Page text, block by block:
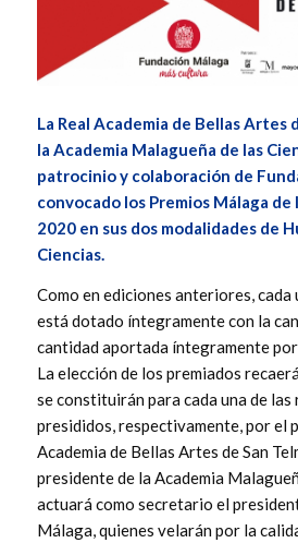
La Real Academia de Bellas Artes
la Academia Malagueña de las
patrocinio y colaboración de
convocado los Premios Málaga
2020 en sus dos modalidades de
Ciencias.
Como en ediciones anteriores, cada
está dotado íntegramente con la
cantidad aportada íntegramente
La elección de los premiados
se constituirán para cada una de las
presididos, respectivamente, por el
Academia de Bellas Artes de San
presidente de la Academia
actuará como secretario el
Málaga, quienes velarán por la